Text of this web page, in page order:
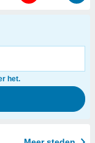
het.